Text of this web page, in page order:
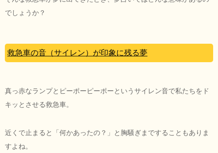
でしょうか？
救急車の音（サイレン）が印象に残る夢
真っ赤なランプとピーポーピーポーというサイレン音で私たちをド
キッとさせる救急車。
近くで止まると「何かあったの？」と胸騒ぎまですることもありま
すよね。